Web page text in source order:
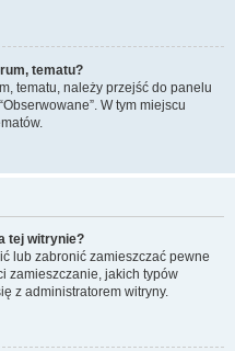
tematu?
tematu, należy przejść do panelu
W tym miejscu
tej witrynie?
lub zabronić zamieszczać pewne
zamieszczanie, jakich typów
z administratorem witryny.